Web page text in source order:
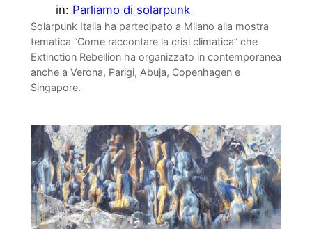
in: Parliamo di solarpunk
Solarpunk Italia ha partecipato a Milano alla mostra
tematica “Come raccontare la crisi climatica” che
Extinction Rebellion ha organizzato in contemporanea
anche a Verona, Parigi, Abuja, Copenhagen e
Singapore.